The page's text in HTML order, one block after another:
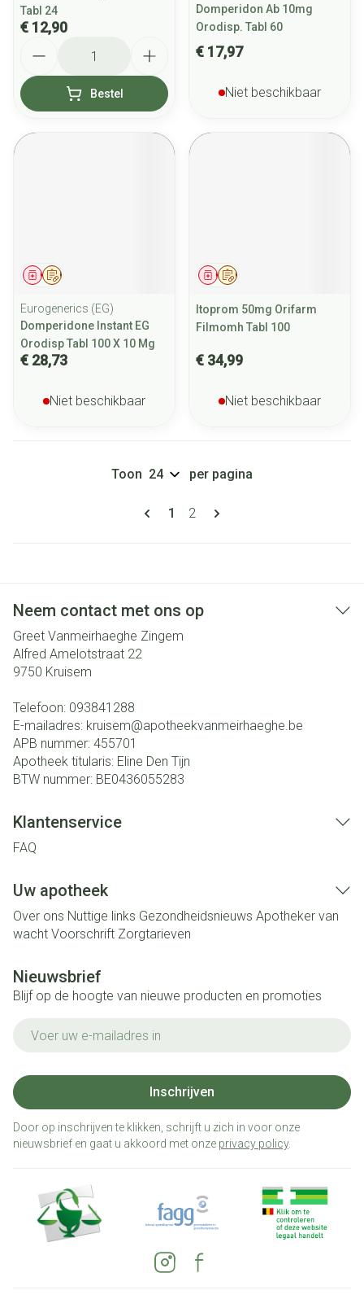
Tabl 24
€ 12,90
Bestel
Domperidon Ab 10mg
Orodisp. Tabl 60
€ 17,97
Niet beschikbaar
Op voorschrift
Geneesmiddel
Eurogenerics (EG)
Domperidone Instant EG
Orodisp Tabl 100 X 10 Mg
€ 28,73
Niet beschikbaar
Op voorschrift
Geneesmiddel
Itoprom 50mg Orifarm
Filmomh Tabl 100
€ 34,99
Niet beschikbaar
Pagina's
U lees momenteel pagina
1 Pagina
2
Toon per pagina
Neem contact met ons op
Greet Vanmeirhaeghe Zingem
Alfred Amelotstraat 22
9750 Kruisem
Telefoon: 093841288
E-mailadres: kruisem@apotheekvanmeirhaeghe.be
APB nummer: 455701
Apotheek titularis: Eline Den Tijn
BTW nummer: BE0436055283
Klantenservice
FAQ
Uw apotheek
Over ons Nuttige links Gezondheidsnieuws Apotheker van
wacht Voorschrift Zorgtarieven
Nieuwsbrief
Blijf op de hoogte van nieuwe producten en promoties
Inschrijven
Door op inschrijven te klikken, schrijft u zich in voor onze
nieuwsbrief en gaat u akkoord met onze privacy policy.